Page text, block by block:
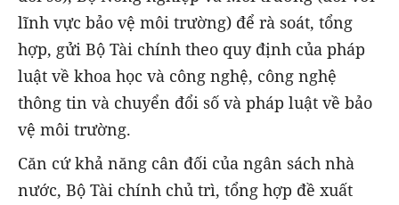
lĩnh vực bảo vệ môi trường) để rà soát, tổng
hợp, gửi Bộ Tài chính theo quy định của pháp
luật về khoa học và công nghệ, công nghệ
thông tin và chuyển đổi số và pháp luật về bảo
vệ môi trường.
Căn cứ khả năng cân đối của ngân sách nhà
nước, Bộ Tài chính chủ trì, tổng hợp đề xuất